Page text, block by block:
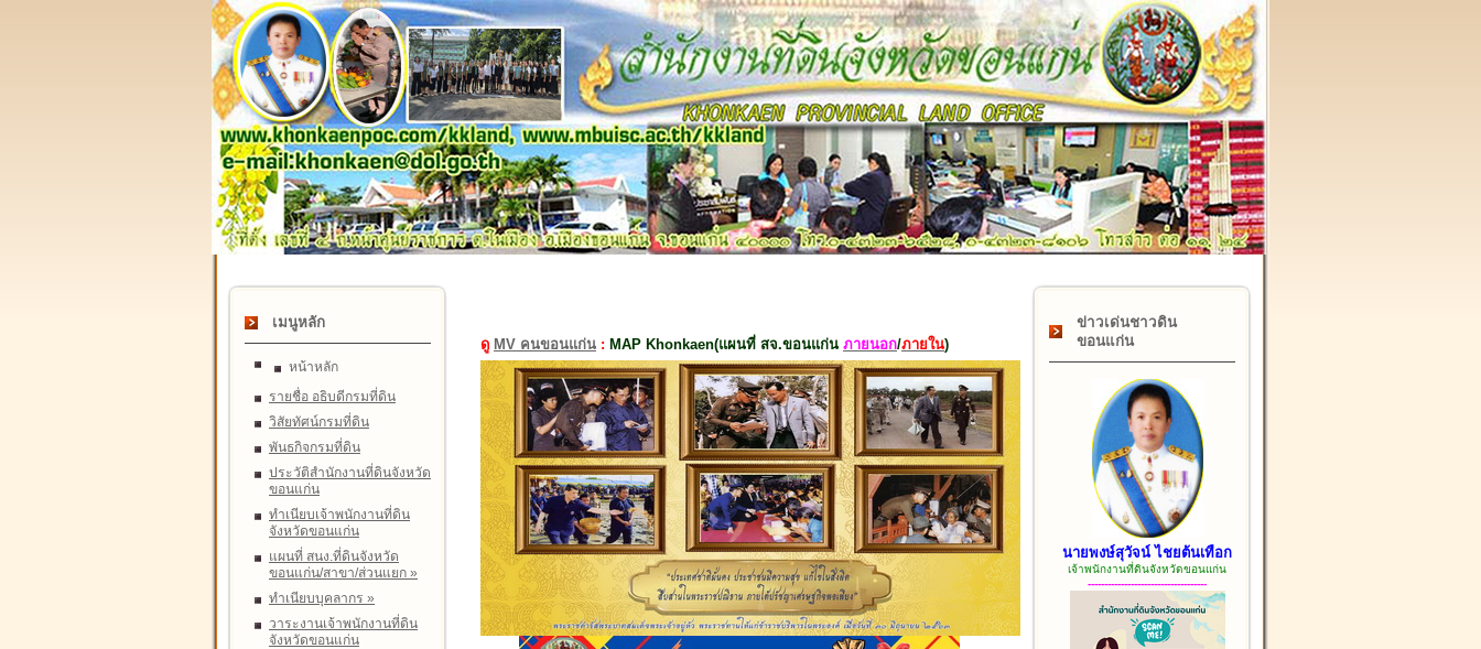
เมนูหลัก
หน้าหลัก
รายชื่อ อธิบดีกรมที่ดิน
วิสัยทัศน์กรมที่ดิน
พันธกิจกรมที่ดิน
ประวัติสำนักงานที่ดินจังหวัด
ขอนแก่น
ทำเนียบเจ้าพนักงานที่ดิน
จังหวัดขอนแก่น
แผนที่ สนง.ที่ดินจังหวัด
ขอนแก่น/สาขา/ส่วนแยก »
ทำเนียบบุคลากร »
วาระงานเจ้าพนักงานที่ดิน
จังหวัดขอนแก่น
๑๗ กุมภาพันธ์ "วันคล้ายวันสถาปนากรมที่ดิน" ครบรอบ ๑๒๒
ดู MV คนขอนแก่น : MAP Khonkaen(แผนที่ สจ.ขอนแก่น ภายนอก/ภายใน)
ข่าวเด่นชาวดิน
ขอนแก่น
นายพงษ์สุวัจน์ ไชยต้นเทือก
เจ้าพนักงานที่ดินจังหวัดขอนแก่น
------------------------------------